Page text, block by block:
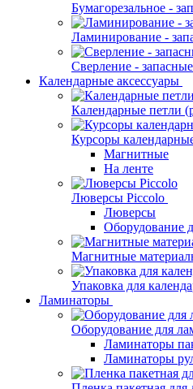
Бумагорезальное -
Ламинирование -
Сверление -
Календарные аксессуары
Календарные петли
Курсоры
Магнитные
На ленте
Люверсы Piccolo
Люверсы
Оборудование
Магнитные
Упаковка для
Ламинаторы
Оборудование для
Ламинаторы
Ламинаторы